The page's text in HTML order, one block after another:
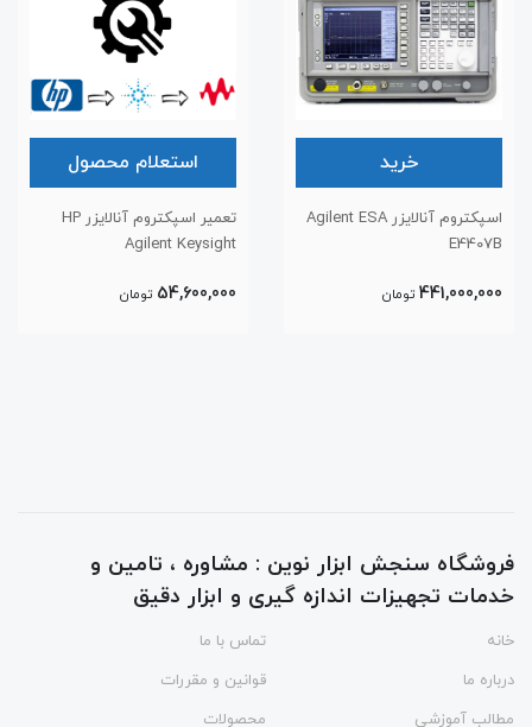
خرید
اسپکتروم آنالایزر Agilent ESA
E4407B
441,000,000 تومان
استعلام محصول
تعمیر اسپکتروم آنالایزر HP
Agilent Keysight
54,600,000 تومان
فروشگاه سنجش ابزار نوین : مشاوره ، تامین و
خدمات تجهیزات اندازه گیری و ابزار دقیق
خانه
تماس با ما
درباره ما
قوانین و مقررات
مطالب آموزشی
محصولات